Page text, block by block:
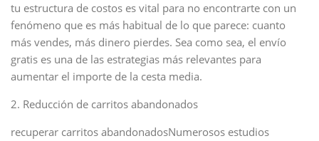
tu estructura de costos es vital para no encontrarte con un
fenómeno que es más habitual de lo que parece: cuanto
más vendes, más dinero pierdes. Sea como sea, el envío
gratis es una de las estrategias más relevantes para
aumentar el importe de la cesta media.
2. Reducción de carritos abandonados
recuperar carritos abandonadosNumerosos estudios